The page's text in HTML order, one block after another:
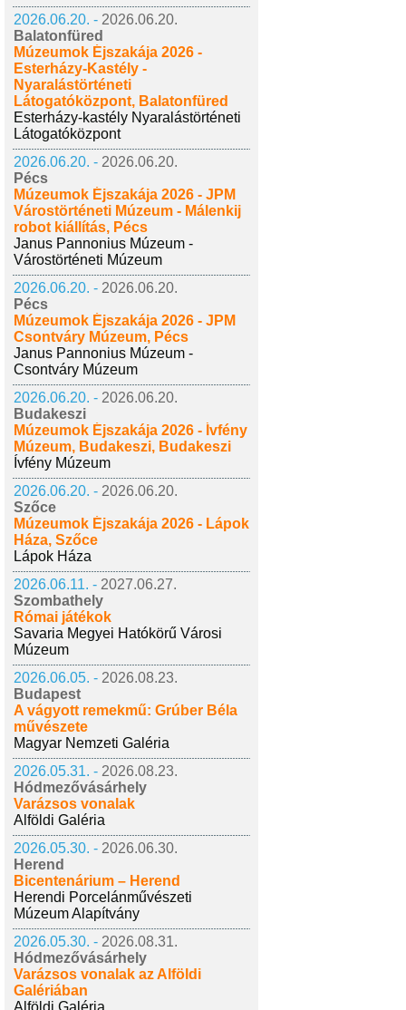
2026.06.20. - 2026.06.20.
Balatonfüred
Múzeumok Éjszakája 2026 -
Esterházy-Kastély -
Nyaralástörténeti
Látogatóközpont, Balatonfüred
Esterházy-kastély Nyaralástörténeti
Látogatóközpont
2026.06.20. - 2026.06.20.
Pécs
Múzeumok Éjszakája 2026 - JPM
Várostörténeti Múzeum - Málenkij
robot kiállítás, Pécs
Janus Pannonius Múzeum -
Várostörténeti Múzeum
2026.06.20. - 2026.06.20.
Pécs
Múzeumok Éjszakája 2026 - JPM
Csontváry Múzeum, Pécs
Janus Pannonius Múzeum -
Csontváry Múzeum
2026.06.20. - 2026.06.20.
Budakeszi
Múzeumok Éjszakája 2026 - Ívfény
Múzeum, Budakeszi, Budakeszi
Ívfény Múzeum
2026.06.20. - 2026.06.20.
Szőce
Múzeumok Éjszakája 2026 - Lápok
Háza, Szőce
Lápok Háza
2026.06.11. - 2027.06.27.
Szombathely
Római játékok
Savaria Megyei Hatókörű Városi
Múzeum
2026.06.05. - 2026.08.23.
Budapest
A vágyott remekmű: Grúber Béla
művészete
Magyar Nemzeti Galéria
2026.05.31. - 2026.08.23.
Hódmezővásárhely
Varázsos vonalak
Alföldi Galéria
2026.05.30. - 2026.06.30.
Herend
Bicentenárium – Herend
Herendi Porcelánművészeti
Múzeum Alapítvány
2026.05.30. - 2026.08.31.
Hódmezővásárhely
Varázsos vonalak az Alföldi
Galériában
Alföldi Galéria